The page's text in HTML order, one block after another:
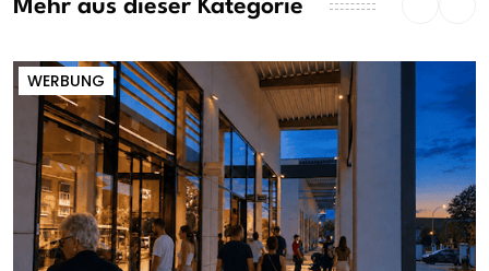
Mehr aus dieser Kategorie
WERBUNG